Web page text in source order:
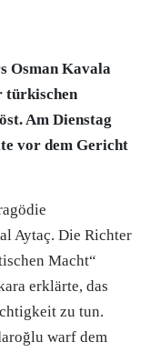
Osman Kavala
türkischen
Am Dienstag
vor dem Gericht
Aytaç. Die Richter
Macht“
erklärte, das
zu tun.
warf dem